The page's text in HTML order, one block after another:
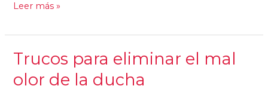
Leer más »
Trucos para eliminar el mal
olor de la ducha
Trucos
para
eliminar